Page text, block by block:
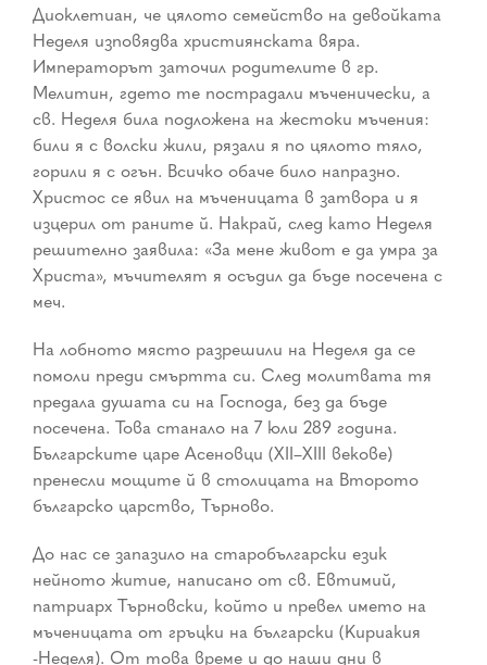
Диоклетиан, че цялото семейство на девойката
Неделя изповядва християнската вяра.
Императорът заточил родителите в гр.
Мелитин, гдето те пострадали мъченически, а
св. Неделя била подложена на жестоки мъчения:
били я с волски жили, рязали я по цялото тяло,
горили я с огън. Всичко обаче било напразно.
Христос се явил на мъченицата в затвора и я
изцерил от раните й. Накрай, след като Неделя
решително заявила: «За мене живот е да умра за
Христа», мъчителят я осъдил да бъде посечена с
меч.
На лобното място разрешили на Неделя да се
помоли преди смъртта си. След молитвата тя
предала душата си на Господа, без да бъде
посечена. Това станало на 7 юли 289 година.
Българските царе Асеновци (XII–XIII векове)
пренесли мощите й в столицата на Второто
българско царство, Търново.
До нас се запазило на старобългарски език
нейното житие, написано от св. Евтимий,
патриарх Търновски, който и превел името на
мъченицата от гръцки на български (Кириакия
-Неделя). От това време и до наши дни в